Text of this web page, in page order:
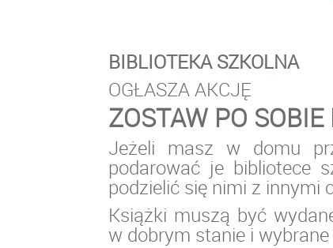
BIBLIOTEKA SZKOLNA
OGŁASZA AKCJĘ
ZOSTAW PO
Jeżeli masz w domu
podarować je bibliotece
podzielić się nimi z innymi
Książki muszą być
w dobrym stanie i